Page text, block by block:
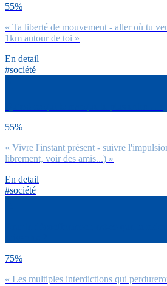
55%
« Ta liberté de mouvement - aller où tu
1km autour de toi »
En detail
#société
55%
« Vivre l'instant présent - suivre
librement, voir des amis...) »
En detail
#société
75%
« Les multiples interdictions qui